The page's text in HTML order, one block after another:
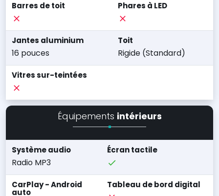
Barres de toit Phares à LED
Jantes aluminium
16 pouces
Toit
Rigide (Standard)
Vitres sur-teintées
Équipements intérieurs
Système audio
Radio MP3
Écran tactile
CarPlay - Android
auto
Tableau de bord digital